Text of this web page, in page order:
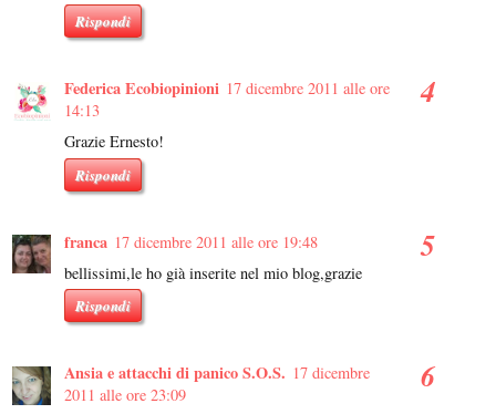
Rispondi
Federica Ecobiopinioni 17 dicembre 2011 alle ore
14:13
Grazie Ernesto!
Rispondi
franca 17 dicembre 2011 alle ore 19:48
bellissimi,le ho già inserite nel mio blog,grazie
Rispondi
Ansia e attacchi di panico S.O.S. 17 dicembre
2011 alle ore 23:09